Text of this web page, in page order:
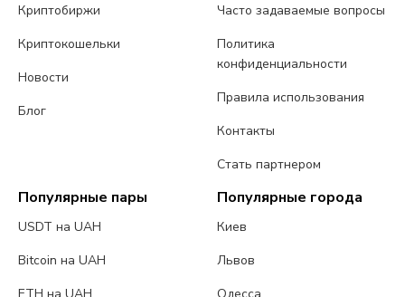
Криптобиржи
Криптокошельки
Новости
Блог
Часто задаваемые вопросы
Политика
конфиденциальности
Правила использования
Контакты
Стать партнером
Популярные пары
USDT на UAH
Bitcoin на UAH
ETH на UAH
Популярные города
Киев
Львов
Одесса